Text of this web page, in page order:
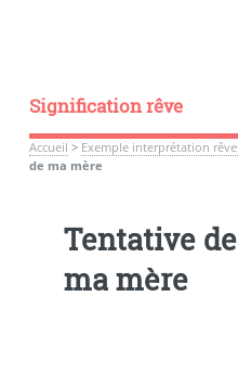
Signification rêve
Accueil > Exemple interprétation
de ma mère
Tentative
ma mère